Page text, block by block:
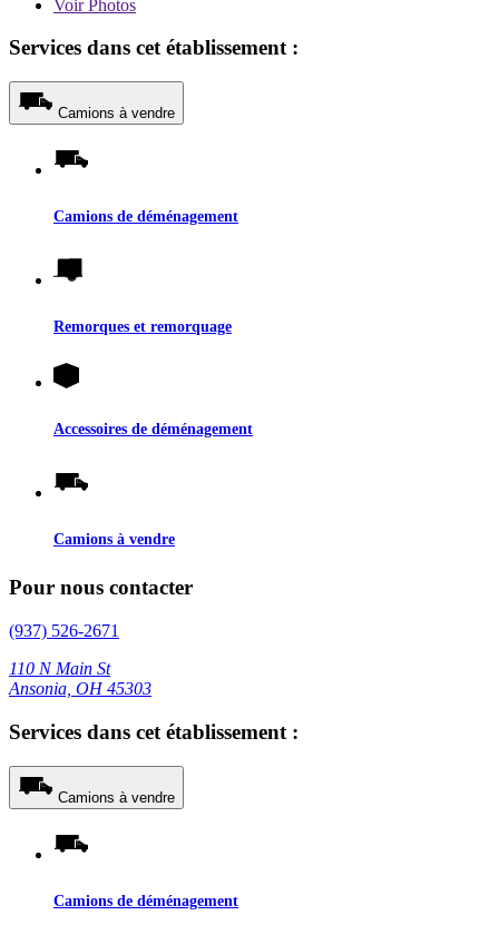
VoirPhotos
Services dans cet établissement :
Camions à vendre
Camions de déménagement
Remorques et remorquage
Accessoires de déménagement
Camions à vendre
Pour nous contacter
(937) 526-2671
110 N Main St
Ansonia, OH 45303
Services dans cet établissement :
Camions à vendre
Camions de déménagement